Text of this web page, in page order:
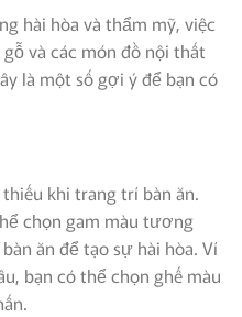
hài hòa và thẩm mỹ, việc
và các món đồ nội thất
là một số gợi ý để bạn có
khi trang trí bàn ăn.
chọn gam màu tương
ăn để tạo sự hài hòa. Ví
bạn có thể chọn ghế màu